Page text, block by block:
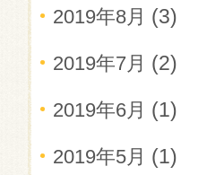
2019年8月 (3)
2019年7月 (2)
2019年6月 (1)
2019年5月 (1)